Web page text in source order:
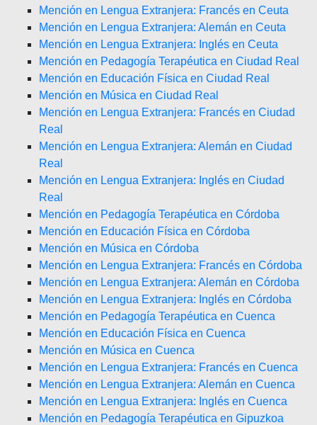
Mención en Lengua Extranjera: Francés en Ceuta
Mención en Lengua Extranjera: Alemán en Ceuta
Mención en Lengua Extranjera: Inglés en Ceuta
Mención en Pedagogía Terapéutica en Ciudad Real
Mención en Educación Física en Ciudad Real
Mención en Música en Ciudad Real
Mención en Lengua Extranjera: Francés en Ciudad
Real
Mención en Lengua Extranjera: Alemán en Ciudad
Real
Mención en Lengua Extranjera: Inglés en Ciudad
Real
Mención en Pedagogía Terapéutica en Córdoba
Mención en Educación Física en Córdoba
Mención en Música en Córdoba
Mención en Lengua Extranjera: Francés en Córdoba
Mención en Lengua Extranjera: Alemán en Córdoba
Mención en Lengua Extranjera: Inglés en Córdoba
Mención en Pedagogía Terapéutica en Cuenca
Mención en Educación Física en Cuenca
Mención en Música en Cuenca
Mención en Lengua Extranjera: Francés en Cuenca
Mención en Lengua Extranjera: Alemán en Cuenca
Mención en Lengua Extranjera: Inglés en Cuenca
Mención en Pedagogía Terapéutica en Gipuzkoa